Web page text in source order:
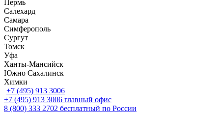
Пермь
Салехард
Самара
Симферополь
Сургут
Томск
Уфа
Ханты-Мансийск
Южно Сахалинск
Химки
+7 (495) 913 3006
+7 (495) 913 3006 главный офис
8 (800) 333 2702 бесплатный по России